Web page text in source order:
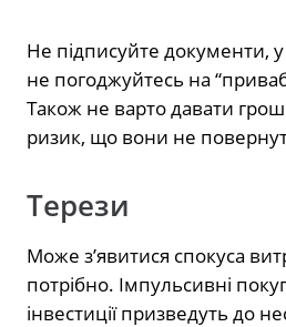
Не підписуйте документи,
не погоджуйтесь на
Також не варто давати
ризик, що вони не
Терези
Може з’явитися спокуса
потрібно. Імпульсивні
інвестиції призведуть до